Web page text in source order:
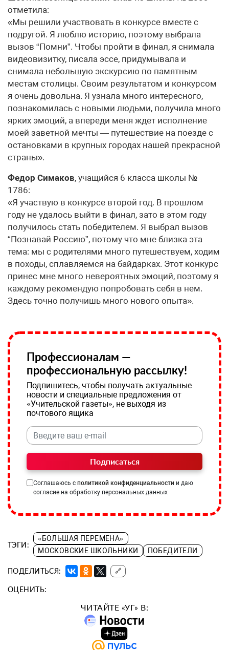
отметила:
«Мы решили участвовать в конкурсе вместе с
подругой. Я люблю историю, поэтому выбрала
вызов “Помни”. Чтобы пройти в финал, я снимала
видеовизитку, писала эссе, придумывала и
снимала небольшую экскурсию по памятным
местам столицы. Своим результатом и конкурсом
я очень довольна. Я узнала много интересного,
познакомилась с новыми людьми, получила много
ярких эмоций, а впереди меня ждет исполнение
моей заветной мечты — путешествие на поезде с
остановками в крупных городах нашей прекрасной
страны».
Федор Симаков, учащийся 6 класса школы №
1786:
«Я участвую в конкурсе второй год. В прошлом
году не удалось выйти в финал, зато в этом году
получилось стать победителем. Я выбрал вызов
“Познавай Россию”, потому что мне близка эта
тема: мы с родителями много путешествуем, ходим
в походы, сплавляемся на байдарках. Этот конкурс
принес мне много невероятных эмоций, поэтому я
каждому рекомендую попробовать себя в нем.
Здесь точно получишь много нового опыта».
Профессионалам —
профессиональную рассылку!
Подпишитесь, чтобы получать актуальные
новости и специальные предложения от
«Учительской газеты», не выходя из
почтового ящика
Подписаться
Соглашаюсь с политикой конфиденциальности и даю
согласие на обработку персональных данных
ТЭГИ:
«БОЛЬШАЯ ПЕРЕМЕНА»
МОСКОВСКИЕ ШКОЛЬНИКИ
ПОБЕДИТЕЛИ
ПОДЕЛИТЬСЯ: 🔗
ОЦЕНИТЬ:
ЧИТАЙТЕ «УГ» В: